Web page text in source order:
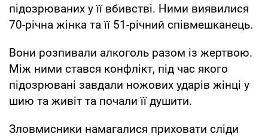
підозрюваних у її вбивстві. Ними виявилися
70-річна жінка та її 51-річний співмешканець.
Вони розпивали алкоголь разом із жертвою.
Між ними стався конфлікт, під час якого
підозрювані завдали ножових ударів жінці у
шию та живіт та почали її душити.
Зловмисники намагалися приховати сліди